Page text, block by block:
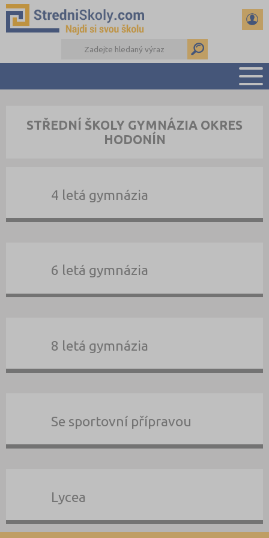
PŘÍPRAVA NA PŘIJÍMAČKY
DŮLEŽITÉ TERMÍNY
STŘEDNÍ ŠKOLY GYMNÁZIA OKRES
HODONÍN
4 letá gymnázia
6 letá gymnázia
8 letá gymnázia
Se sportovní přípravou
Lycea